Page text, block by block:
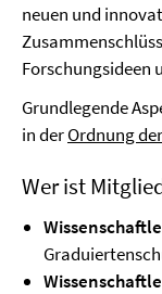
neuen und
Forschungsideen
Grundlegende
in derOrdnung
Wer ist